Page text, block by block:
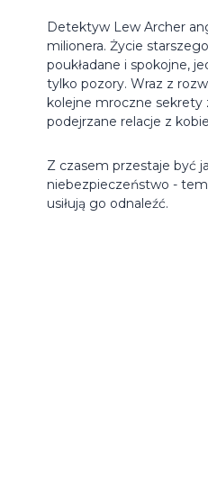
Detektyw Lew Archer
milionera. Życie
poukładane i spokojne,
tylko pozory. Wraz z
kolejne mroczne
podejrzane relacje z
Z czasem przestaje być
niebezpieczeństwo -
usiłują go odnaleźć.